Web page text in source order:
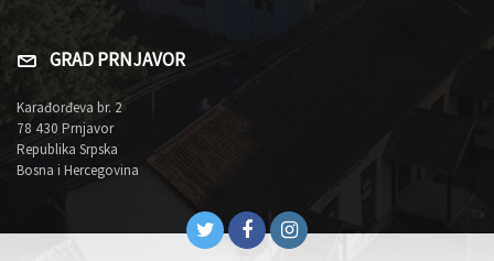
GRAD PRNJAVOR
Karađorđeva br. 2
78 430 Prnjavor
Republika Srpska
Bosna i Hercegovina